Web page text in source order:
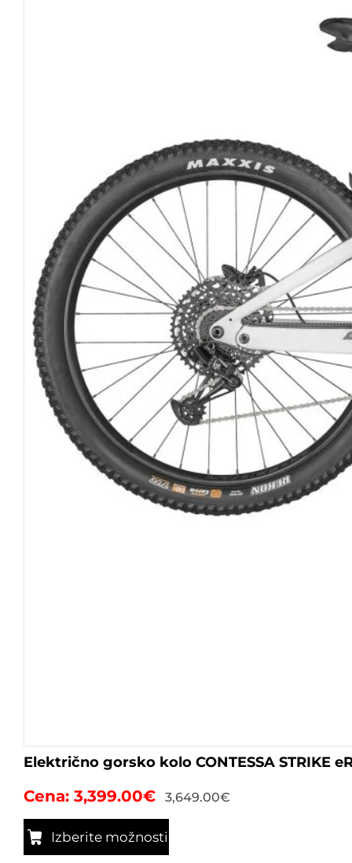
Električno gorsko kolo CONTESSA STRIKE
3,399.00€ 3,649.00€
Izberite možnosti